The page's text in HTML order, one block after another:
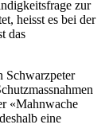
zur
heisst es bei der
das
Schwarzpeter
«Mahnwache
eine